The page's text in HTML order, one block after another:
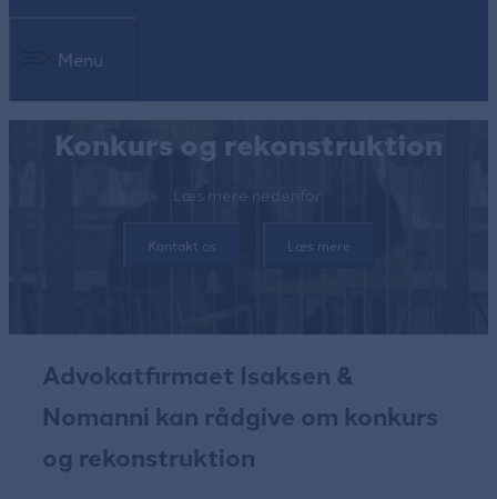
Menu
Konkurs og rekonstruktion
Læs mere nedenfor.
Kontakt os Læs mere
Advokatfirmaet Isaksen &
Nomanni kan rådgive om konkurs
og rekonstruktion